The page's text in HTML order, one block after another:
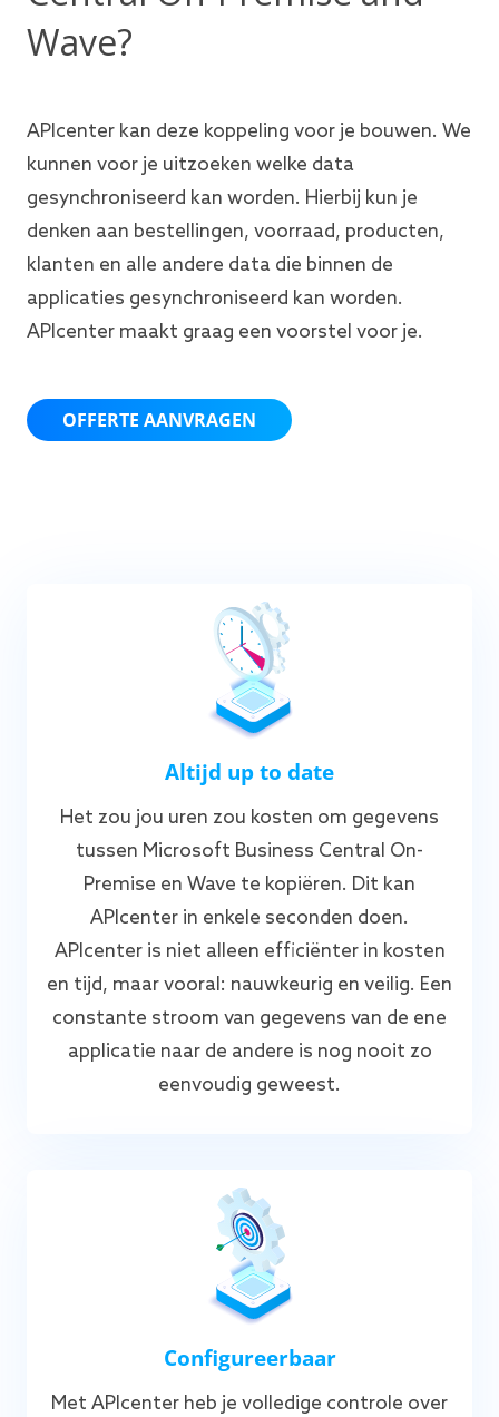
Wave?
APIcenter kan deze koppeling voor je bouwen. We
kunnen voor je uitzoeken welke data
gesynchroniseerd kan worden. Hierbij kun je
denken aan bestellingen, voorraad, producten,
klanten en alle andere data die binnen de
applicaties gesynchroniseerd kan worden.
APIcenter maakt graag een voorstel voor je.
OFFERTE AANVRAGEN
Altijd up to date
Het zou jou uren zou kosten om gegevens
tussen Microsoft Business Central On-
Premise en Wave te kopiëren. Dit kan
APIcenter in enkele seconden doen.
APIcenter is niet alleen efficiënter in kosten
en tijd, maar vooral: nauwkeurig en veilig. Een
constante stroom van gegevens van de ene
applicatie naar de andere is nog nooit zo
eenvoudig geweest.
Configureerbaar
Met APIcenter heb je volledige controle over